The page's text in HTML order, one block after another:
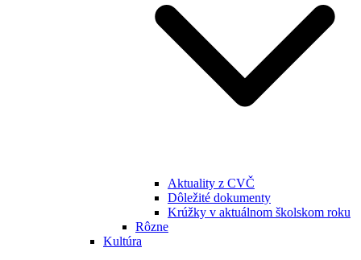
Aktuality z CVČ
Dôležité dokumenty
Krúžky v aktuálnom školskom roku
Rôzne
Kultúra